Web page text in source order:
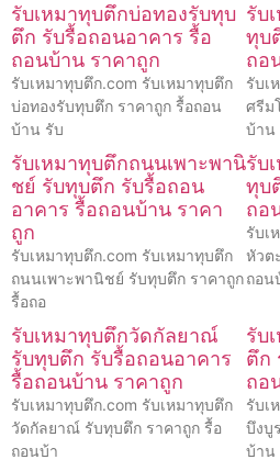
รับเหมาทุบตึกบ่อทองรับทุบ
ตึก รับรื้อถอนอาคาร รื้อ
ถอนบ้าน ราคาถูก
รับเหมาทุบตึก.com รับเหมาทุบตึก
บ่อทองรับทุบตึก ราคาถูก รื้อถอน
บ้าน รับ
รับ
ทุบ
ถอ
รับเ
ศรีม
บ้าน
รับเหมาทุบตึกถนนเพาะพานิ
ชย์ รับทุบตึก รับรื้อถอน
อาคาร รื้อถอนบ้าน ราคา
ถูก
รับเหมาทุบตึก.com รับเหมาทุบตึก
ถนนเพาะพานิชย์ รับทุบตึก ราคาถูก
รื้อถอ
รับ
ทุบ
ถอ
รับเ
หัวต
ถอน
รับเหมาทุบตึกวัดกัลยาณ์
รับทุบตึก รับรื้อถอนอาคาร
รื้อถอนบ้าน ราคาถูก
รับเหมาทุบตึก.com รับเหมาทุบตึก
วัดกัลยาณ์ รับทุบตึก ราคาถูก รื้อ
ถอนบ้า
รับ
ตึก
ถอ
รับเ
บึงบู
บ้าน